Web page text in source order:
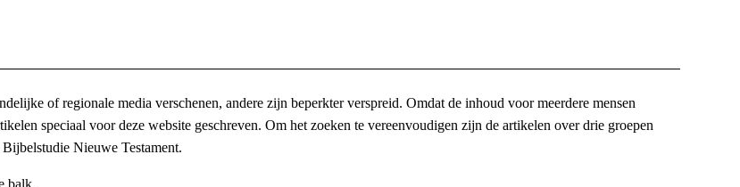
of regionale media verschenen, andere zijn beperkter verspreid. Omdat de inhoud voor meerdere mensen
speciaal voor deze website geschreven. Om het zoeken te vereenvoudigen zijn de artikelen over drie groepen
Nieuwe Testament.
balk.